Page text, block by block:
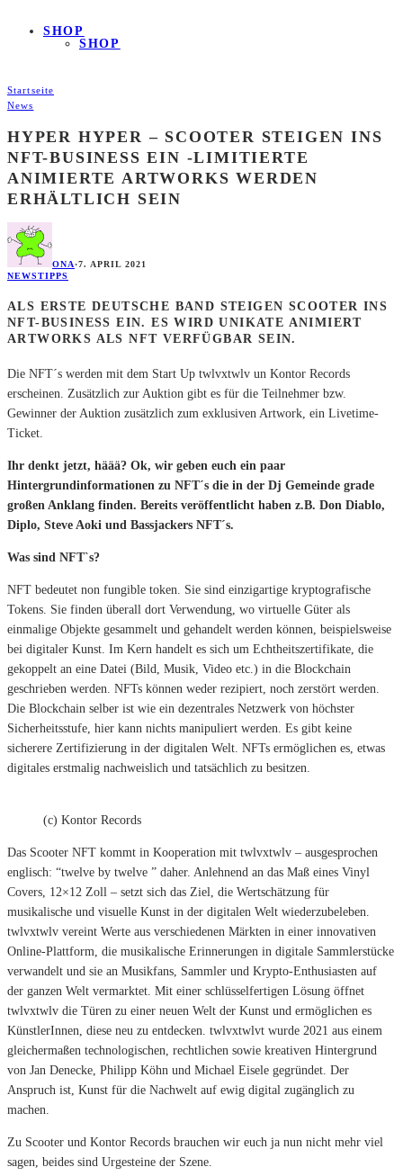
SHOP
SHOP
Startseite
News
HYPER HYPER – SCOOTER STEIGEN INS
NFT-BUSINESS EIN -LIMITIERTE
ANIMIERTE ARTWORKS WERDEN
ERHÄLTLICH SEIN
ONA·7. APRIL 2021
NEWSTIPPS
ALS ERSTE DEUTSCHE BAND STEIGEN SCOOTER INS
NFT-BUSINESS EIN. ES WIRD UNIKATE ANIMIERT
ARTWORKS ALS NFT VERFÜGBAR SEIN.
Die NFT´s werden mit dem Start Up twlvxtwlv un Kontor Records
erscheinen. Zusätzlich zur Auktion gibt es für die Teilnehmer bzw.
Gewinner der Auktion zusätzlich zum exklusiven Artwork, ein Livetime-
Ticket.
Ihr denkt jetzt, häää? Ok, wir geben euch ein paar
Hintergrundinformationen zu NFT´s die in der Dj Gemeinde grade
großen Anklang finden. Bereits veröffentlicht haben z.B. Don Diablo,
Diplo, Steve Aoki und Bassjackers NFT´s.
Was sind NFT`s?
NFT bedeutet non fungible token. Sie sind einzigartige kryptografische
Tokens. Sie finden überall dort Verwendung, wo virtuelle Güter als
einmalige Objekte gesammelt und gehandelt werden können, beispielsweise
bei digitaler Kunst. Im Kern handelt es sich um Echtheitszertifikate, die
gekoppelt an eine Datei (Bild, Musik, Video etc.) in die Blockchain
geschrieben werden. NFTs können weder rezipiert, noch zerstört werden.
Die Blockchain selber ist wie ein dezentrales Netzwerk von höchster
Sicherheitsstufe, hier kann nichts manipuliert werden. Es gibt keine
sicherere Zertifizierung in der digitalen Welt. NFTs ermöglichen es, etwas
digitales erstmalig nachweislich und tatsächlich zu besitzen.
(c) Kontor Records
Das Scooter NFT kommt in Kooperation mit twlvxtwlv – ausgesprochen
englisch: “twelve by twelve ” daher. Anlehnend an das Maß eines Vinyl
Covers, 12×12 Zoll – setzt sich das Ziel, die Wertschätzung für
musikalische und visuelle Kunst in der digitalen Welt wiederzubeleben.
twlvxtwlv vereint Werte aus verschiedenen Märkten in einer innovativen
Online-Plattform, die musikalische Erinnerungen in digitale Sammlerstücke
verwandelt und sie an Musikfans, Sammler und Krypto-Enthusiasten auf
der ganzen Welt vermarktet. Mit einer schlüsselfertigen Lösung öffnet
twlvxtwlv die Türen zu einer neuen Welt der Kunst und ermöglichen es
KünstlerInnen, diese neu zu entdecken. twlvxtwlvt wurde 2021 aus einem
gleichermaßen technologischen, rechtlichen sowie kreativen Hintergrund
von Jan Denecke, Philipp Köhn und Michael Eisele gegründet. Der
Anspruch ist, Kunst für die Nachwelt auf ewig digital zugänglich zu
machen.
Zu Scooter und Kontor Records brauchen wir euch ja nun nicht mehr viel
sagen, beides sind Urgesteine der Szene.